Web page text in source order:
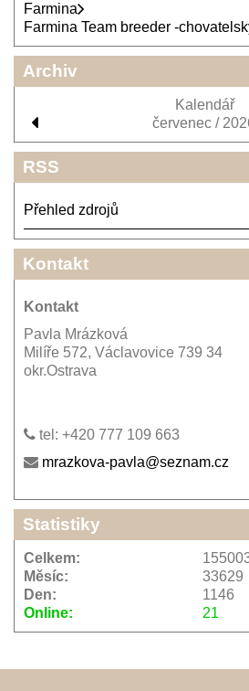
Farmina
Farmina Team breeder -
Archiv
Kalendář
červenec /
RSS
Přehled zdrojů
Kontakt
Kontakt
Pavla Mrázková
Milíře 572, Václavovice 739 34
okr.Ostrava
tel: +420 777 109 663
mrazkova-pavla@seznam.cz
Statistiky
Online: 21
Celkem:
Měsíc:
33629
Den:
1146